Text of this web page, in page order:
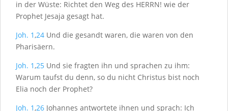
in der Wüste: Richtet den Weg des HERRN! wie der
Prophet Jesaja gesagt hat.
Joh. 1,24 Und die gesandt waren, die waren von den
Pharisäern.
Joh. 1,25 Und sie fragten ihn und sprachen zu ihm:
Warum taufst du denn, so du nicht Christus bist noch
Elia noch der Prophet?
Joh. 1,26 Johannes antwortete ihnen und sprach: Ich